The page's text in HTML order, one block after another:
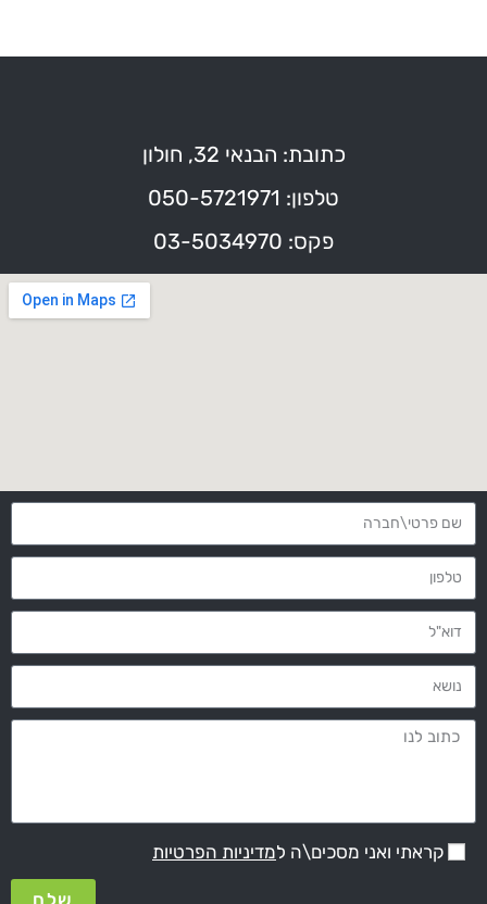
כתובת: הבנאי 32, חולון
טלפון: 050-5721971
פקס: 03-5034970
קראתי ואני מסכים\ה למדיניות הפרטיות